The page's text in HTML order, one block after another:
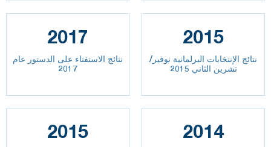
2017
نتائج الاستفتاء على الدستور عام
2017
2015
نتائج الإنتخابات البرلمانية نوفير/
تشرين الثاني 2015
2015 2014